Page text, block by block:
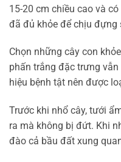
15-20 cm chiều cao và
đã đủ khỏe để chịu
Chọn những cây con
phấn trắng đặc trưng
hiệu bệnh tật nên được
Trước khi nhổ cây, tưới
ra mà không bị đứt. Khi
đào cả bầu đất xung